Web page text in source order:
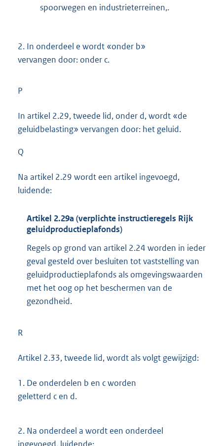
spoorwegen en industrieterreinen,.
2. In onderdeel e wordt «onder b»
vervangen door: onder c.
P
In artikel 2.29, tweede lid, onder d, wordt «de
geluidbelasting» vervangen door: het geluid.
Q
Na artikel 2.29 wordt een artikel ingevoegd,
luidende:
Artikel 2.29a (verplichte instructieregels Rijk
geluidproductieplafonds)
Regels op grond van artikel 2.24 worden in ieder
geval gesteld over besluiten tot vaststelling van
geluidproductieplafonds als omgevingswaarden
met het oog op het beschermen van de
gezondheid.
R
Artikel 2.33, tweede lid, wordt als volgt gewijzigd:
1. De onderdelen b en c worden
geletterd c en d.
2. Na onderdeel a wordt een onderdeel